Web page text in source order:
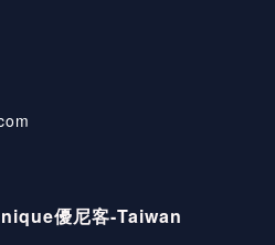
優尼客-Taiwan